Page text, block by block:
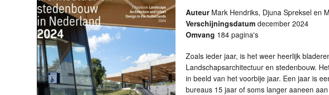
Auteur Mark Hendriks, Djuna Spreksel en
Verschijningsdatum december 2024
Omvang 184 pagina's
Zoals ieder jaar, is het weer heerlijk
Landschapsarchitectuur en stedenbouw.
in beeld van het voorbije jaar. Een jaar is
bureaus 15 jaar of soms langer aaneen